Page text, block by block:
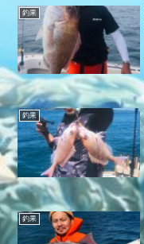
釣果
釣果
釣果